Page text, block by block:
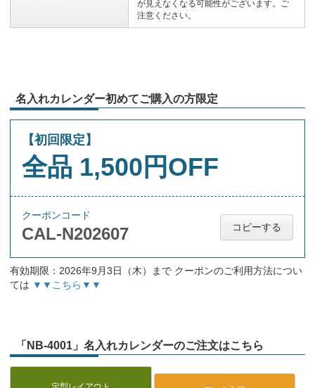
が見えなくなる可能性がございます。ご
注意ください。
名入れカレンダー初めてご購入の方限定
【初回限定】
全品 1,500円OFF
クーポンコード
CAL-N202607 コピーする
有効期限：2026年9月3日（木）まで クーポンのご利用方法につい
ては ▼▼こちら▼▼
「NB-4001」名入れカレンダーのご注文はこちら